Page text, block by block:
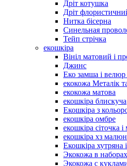
Дріт котушка
Дріт
Нитка бісерна
Синельная
Тейп стрічка
екошкіра
Вініл матовий і
Джинс
Еко замша і
екокожа Металік
екокожа матова
екошкіра блискуча
Екошкіра з
екошкіра омбре
екошкіра сіточка
екошкіра хз
Екошкіра
Экокожа в наборах
Экокожа с